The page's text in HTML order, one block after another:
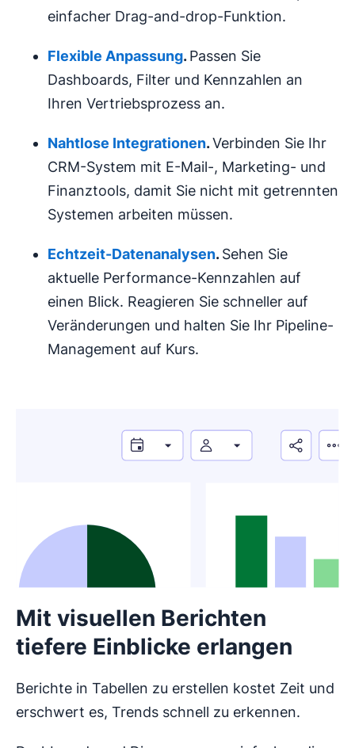
einfacher Drag-and-drop-Funktion.
Flexible Anpassung.Passen Sie
Dashboards, Filter und Kennzahlen an
Ihren Vertriebsprozess an.
Nahtlose Integrationen.Verbinden Sie Ihr
CRM-System mit E-Mail-, Marketing- und
Finanztools, damit Sie nicht mit getrennten
Systemen arbeiten müssen.
Echtzeit-Datenanalysen.Sehen Sie
aktuelle Performance-Kennzahlen auf
einen Blick. Reagieren Sie schneller auf
Veränderungen und halten Sie Ihr Pipeline-
Management auf Kurs.
Mit visuellen Berichten
tiefere Einblicke erlangen
Berichte in Tabellen zu erstellen kostet Zeit und
erschwert es, Trends schnell zu erkennen.